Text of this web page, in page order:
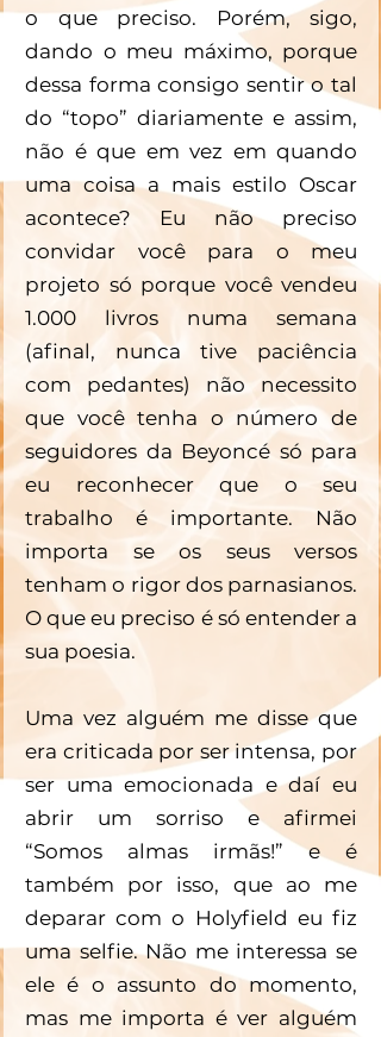
o que preciso. Porém, sigo,
dando o meu máximo, porque
dessa forma consigo sentir o tal
do “topo” diariamente e assim,
não é que em vez em quando
uma coisa a mais estilo Oscar
acontece? Eu não preciso
convidar você para o meu
projeto só porque você vendeu
1.000 livros numa semana
(afinal, nunca tive paciência
com pedantes) não necessito
que você tenha o número de
seguidores da Beyoncé só para
eu reconhecer que o seu
trabalho é importante. Não
importa se os seus versos
tenham o rigor dos parnasianos.
O que eu preciso é só entender a
sua poesia.
Uma vez alguém me disse que
era criticada por ser intensa, por
ser uma emocionada e daí eu
abrir um sorriso e afirmei
“Somos almas irmãs!” e é
também por isso, que ao me
deparar com o Holyfield eu fiz
uma selfie. Não me interessa se
ele é o assunto do momento,
mas me importa é ver alguém